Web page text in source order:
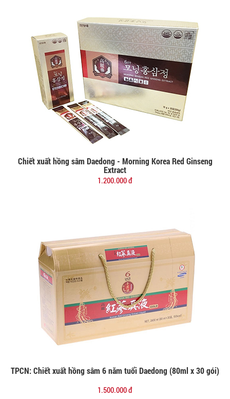
Đặt mua
Chiết xuất hồng sâm Daedong - Morning Korea Red Ginseng
Extract
1.200.000 đ
Đặt mua
TPCN: Chiết xuất hồng sâm 6 năm tuổi Daedong (80ml x 30 gói)
1.500.000 đ